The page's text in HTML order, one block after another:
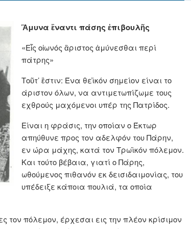
Ἂμυνα ἒναντι πάσης ἐπιβουλῆς
«Εἷς οἰωνός ἂριστος ἀμύνεσθαι περί
πάτρης»
Τοῦτ’ ἒστιν: Ένα θεϊκόν σημείον είναι το
άριστον όλων, να αντιμετωπίζωμε τους
εχθρούς μαχόμενοι υπέρ της Πατρίδος.
Είναι η φράσις, την οποίαν ο Έκτωρ
απηύθυνε προς τον αδελφόν του Πάρην,
εν ώρα μάχης, κατά τον Τρωϊκόν πόλεμον.
Και τούτο βέβαια, γιατί ο Πάρης,
ωθούμενος πιθανόν εκ δεισιδαιμονίας, του
υπέδειξε κάποια πουλιά, τα οποία
πόλεμον, έρχεσαι εις την πλέον κρίσιμον